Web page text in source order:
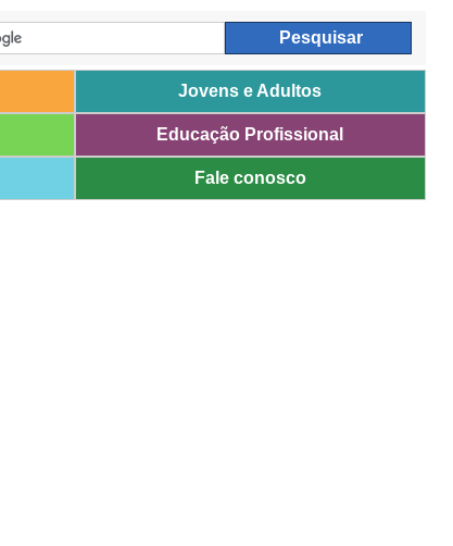
Jovens e Adultos
Educação Profissional
Fale conosco